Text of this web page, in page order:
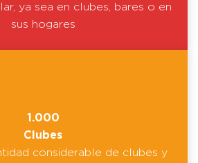
ya sea en clubes, bares o en
sus hogares
1.000
Clubes
considerable de clubes y